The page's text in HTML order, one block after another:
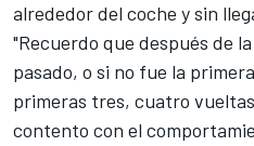
alrededor del coche y sin
"Recuerdo que después de
pasado, o si no fue la
primeras tres, cuatro
contento con el